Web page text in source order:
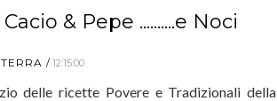
& Pepe ..........e Noci
12:15:00
delle ricette Povere e Tradizionali